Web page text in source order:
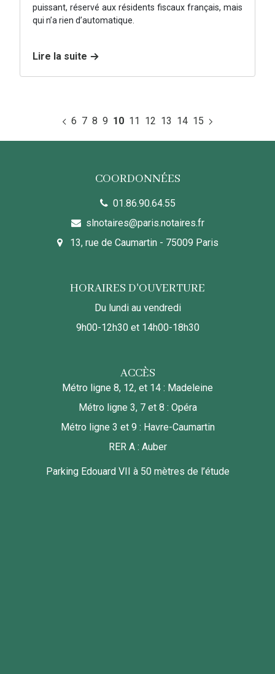
puissant, réservé aux résidents fiscaux français, mais
qui n’a rien d’automatique.
Lire la suite
6 7 8 9 10 11 12 13 14 15
COORDONNÉES
01.86.90.64.55
slnotaires@paris.notaires.fr
13, rue de Caumartin - 75009 Paris
HORAIRES D'OUVERTURE
Du lundi au vendredi
9h00-12h30 et 14h00-18h30
ACCÈS
Métro ligne 8, 12, et 14 : Madeleine
Métro ligne 3, 7 et 8 : Opéra
Métro ligne 3 et 9 : Havre-Caumartin
RER A : Auber
Parking Edouard VII à 50 mètres de l’étude